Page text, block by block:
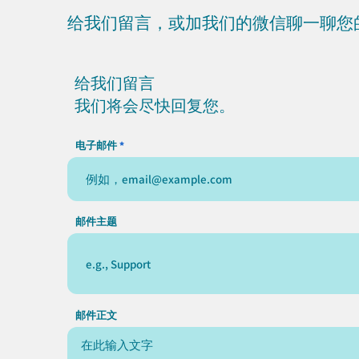
给我们留言，或加我们的微信聊一聊您
给我们留言
我们将会尽快回复您。
电子邮件
邮件主题
邮件正文